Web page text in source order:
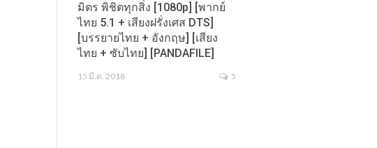
มิตร พิชิตทุกสิ่ง [1080p] [พากย์
ไทย 5.1 + เสียงฝรั่งเศส DTS]
[บรรยายไทย + อังกฤษ] [เสียง
ไทย + ซับไทย] [PANDAFILE]
15 มี.ค. 2018 5